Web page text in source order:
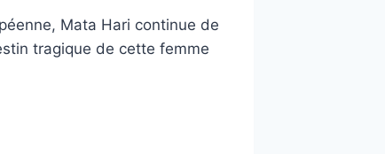
Mata Hari continue de
tragique de cette femme